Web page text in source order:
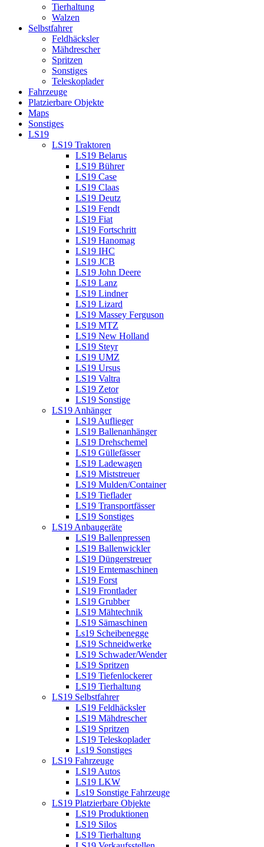
Tierhaltung
Walzen
Selbstfahrer
Feldhäcksler
Mähdrescher
Spritzen
Sonstiges
Teleskoplader
Fahrzeuge
Platzierbare Objekte
Maps
Sonstiges
LS19
LS19 Traktoren
LS19 Belarus
LS19 Bührer
LS19 Case
LS19 Claas
LS19 Deutz
LS19 Fendt
LS19 Fiat
LS19 Fortschritt
LS19 Hanomag
LS19 IHC
LS19 JCB
LS19 John Deere
LS19 Lanz
LS19 Lindner
LS19 Lizard
LS19 Massey Ferguson
LS19 MTZ
LS19 New Holland
LS19 Steyr
LS19 UMZ
LS19 Ursus
LS19 Valtra
LS19 Zetor
LS19 Sonstige
LS19 Anhänger
LS19 Auflieger
LS19 Ballenanhänger
LS19 Drehschemel
LS19 Güllefässer
LS19 Ladewagen
LS19 Miststreuer
LS19 Mulden/Container
LS19 Tieflader
LS19 Transportfässer
LS19 Sonstiges
LS19 Anbaugeräte
LS19 Ballenpressen
LS19 Ballenwickler
LS19 Düngerstreuer
LS19 Erntemaschinen
LS19 Forst
LS19 Frontlader
LS19 Grubber
LS19 Mähtechnik
LS19 Sämaschinen
Ls19 Scheibenegge
LS19 Schneidwerke
LS19 Schwader/Wender
LS19 Spritzen
LS19 Tiefenlockerer
LS19 Tierhaltung
LS19 Selbstfahrer
LS19 Feldhäcksler
LS19 Mähdrescher
LS19 Spritzen
LS19 Teleskoplader
Ls19 Sonstiges
LS19 Fahrzeuge
LS19 Autos
LS19 LKW
Ls19 Sonstige Fahrzeuge
LS19 Platzierbare Objekte
LS19 Produktionen
LS19 Silos
LS19 Tierhaltung